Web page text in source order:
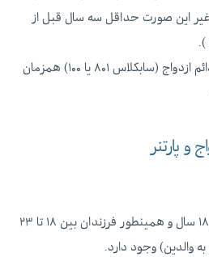
غیر این صورت حداقل سه سال قبل از
در این صورت، معمولا ویزای دائم ازدواج (سابکلاس ۸۰۱ یا ۱۰۰) همزمان
و پارتنر
امکان همراهی فرزندان پایین ۱۸ سال و همینطور فرزندان بین ۱۸ تا ۲۳
والدین) وجود دارد.